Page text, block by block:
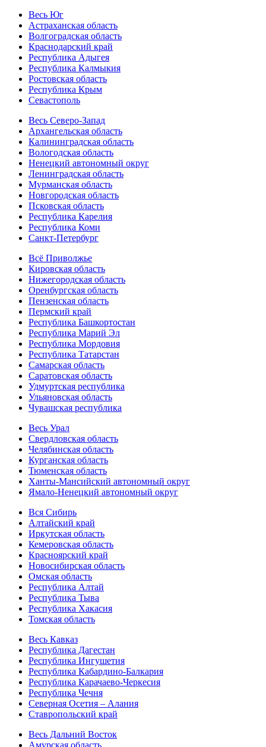
Весь Юг
Астраханская область
Волгоградская область
Краснодарский край
Республика Адыгея
Республика Калмыкия
Ростовская область
Республика Крым
Севастополь
Весь Северо-Запад
Архангельская область
Калининградская область
Вологодская область
Ненецкий автономный округ
Ленинградская область
Мурманская область
Новгородская область
Псковская область
Республика Карелия
Республика Коми
Санкт-Петербург
Всё Приволжье
Кировская область
Нижегородская область
Оренбургская область
Пензенская область
Пермский край
Республика Башкортостан
Республика Марий Эл
Республика Мордовия
Республика Татарстан
Самарская область
Саратовская область
Удмуртская республика
Ульяновская область
Чувашская республика
Весь Урал
Свердловская область
Челябинская область
Курганская область
Тюменская область
Ханты-Мансийский автономный округ
Ямало-Ненецкий автономный округ
Вся Сибирь
Алтайский край
Иркутская область
Кемеровская область
Красноярский край
Новосибирская область
Омская область
Республика Алтай
Республика Тыва
Республика Хакасия
Томская область
Весь Кавказ
Республика Дагестан
Республика Ингушетия
Республика Кабардино-Балкария
Республика Карачаево-Черкесия
Республика Чечня
Северная Осетия – Алания
Ставропольский край
Весь Дальний Восток
Амурская область